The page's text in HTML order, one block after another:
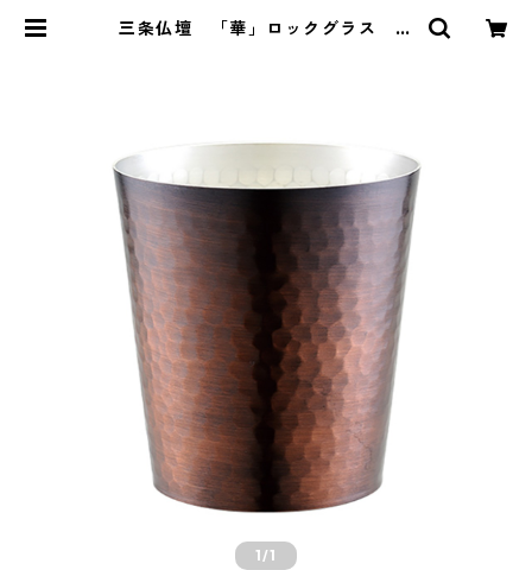
三条仏壇 「華」ロックグラス 槌
1/1